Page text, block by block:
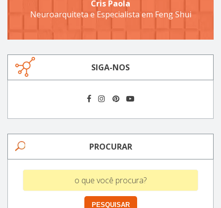
Cris Paola
Neuroarquiteta e Especialista em Feng Shui
SIGA-NOS
PROCURAR